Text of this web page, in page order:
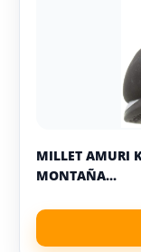
MILLET AMURI
MONTAÑA...